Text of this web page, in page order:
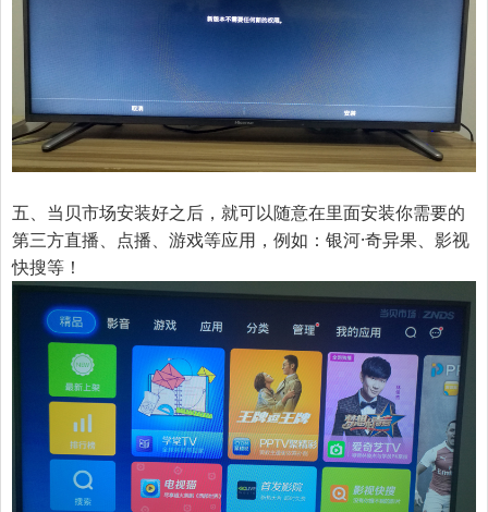
五、当贝市场安装好之后，就可以随意在里面安装你需要的
第三方直播、点播、游戏等应用，例如：银河·奇异果、影视
快搜等！